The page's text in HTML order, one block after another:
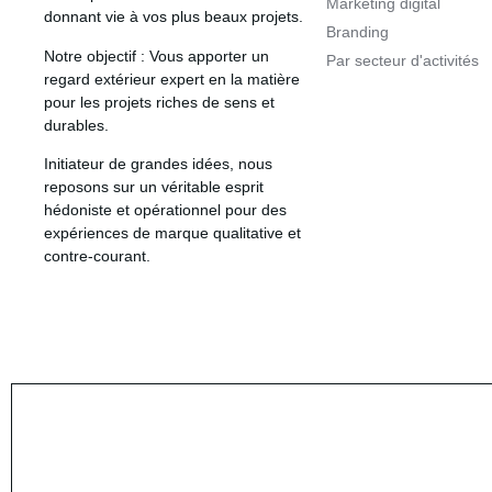
donnant vie à vos plus beaux projets.
Notre objectif : Vous apporter un
regard extérieur expert en la matière
pour les projets riches de sens et
durables.
Initiateur de grandes idées , nous
reposons sur un véritable esprit
hédoniste et opérationnel pour des
expériences de marque qualitative et
contre-courant.
Marketing digital
Branding
Par secteur d'activités